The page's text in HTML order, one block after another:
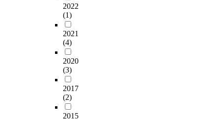
2022
(1)
2021
(4)
2020
(3)
2017
(2)
2015